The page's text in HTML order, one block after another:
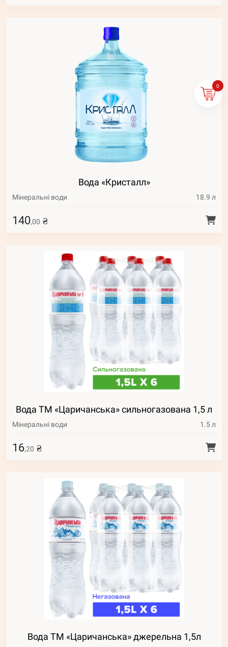
0
Вода «Кристалл»
Мінеральні води 18.9 л
140,00 ₴
Вода ТМ «Царичанська» сильногазована 1,5 л
Мінеральні води 1.5 л
16,20 ₴
Вода ТМ «Царичанська» джерельна 1,5л